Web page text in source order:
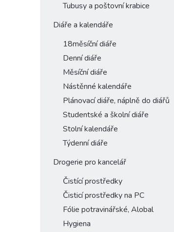
Tubusy a poštovní krabice
Diáře a kalendáře
18měsíční diáře
Denní diáře
Měsíční diáře
Nástěnné kalendáře
Plánovací diáře, náplně do diářů
Studentské a školní diáře
Stolní kalendáře
Týdenní diáře
Drogerie pro kancelář
Čistící prostředky
Čisticí prostředky na PC
Fólie potravinářské, Alobal
Hygiena